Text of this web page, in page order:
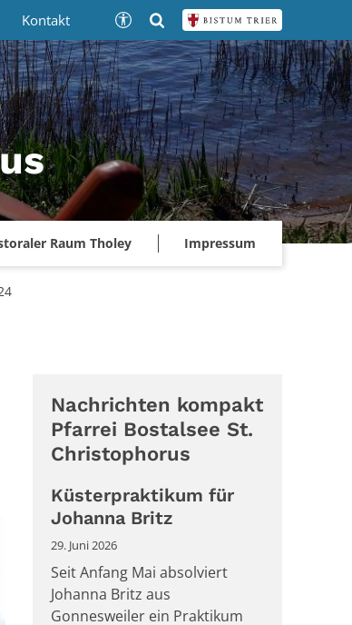
Raum Tholey Impressum
Kontakt
Nachrichten kompakt
Pfarrei Bostalsee St.
Christophorus
Küsterpraktikum für
Johanna Britz
29. Juni 2026
Seit Anfang Mai absolviert
Johanna Britz aus
Gonnesweiler ein Praktikum